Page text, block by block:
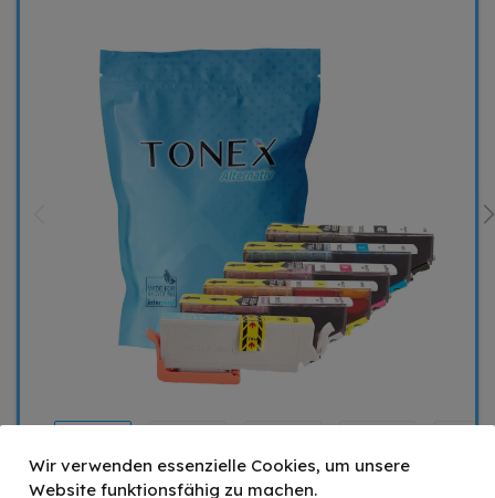
Wir verwenden essenzielle Cookies, um unsere
Website funktionsfähig zu machen.